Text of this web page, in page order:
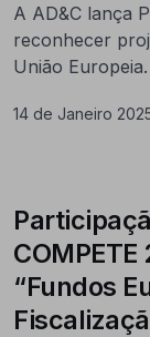
A AD&C lança
reconhecer
União Europeia.
14 de Janeiro
“Fundos